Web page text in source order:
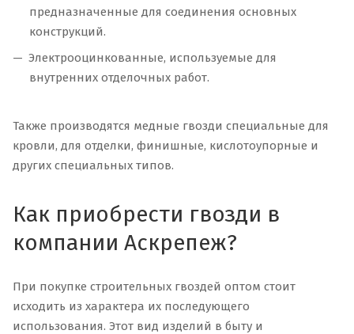
предназначенные для соединения основных
конструкций.
Электрооцинкованные, используемые для
внутренних отделочных работ.
Также производятся медные гвозди специальные для
кровли, для отделки, финишные, кислотоупорные и
других специальных типов.
Как приобрести гвозди в
компании Аскрепеж?
При покупке строительных гвоздей оптом стоит
исходить из характера их последующего
использования. Этот вид изделий в быту и